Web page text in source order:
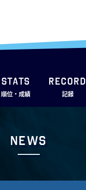
STATS
順位・成績
RECORD
記録
News